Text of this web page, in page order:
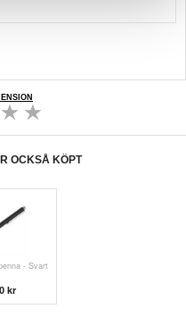
OCKSÅ KÖPT
- Svart
kr